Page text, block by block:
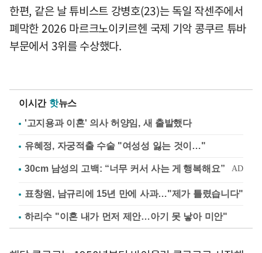
한편, 같은 날 튜비스트 강병호(23)는 독일 작센주에서
폐막한 2026 마르크노이키르헨 국제 기악 콩쿠르 튜바
부문에서 3위를 수상했다.
이시간 핫뉴스
'고지용과 이혼' 의사 허양임, 새 출발했다
유혜정, 자궁적출 수술 "여성성 잃는 것이…"
표창원, 남규리에 15년 만에 사과…"제가 틀렸습니다"
하리수 "이혼 내가 먼저 제안…아기 못 낳아 미안"